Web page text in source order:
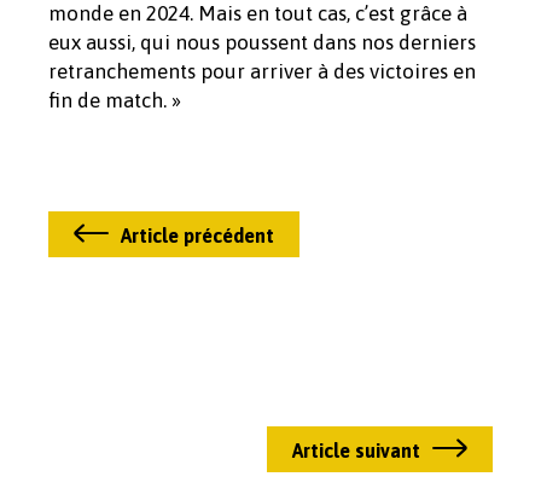
monde en 2024. Mais en tout cas, c’est grâce à
eux aussi, qui nous poussent dans nos derniers
retranchements pour arriver à des victoires en
fin de match. »
Article précédent
Article suivant